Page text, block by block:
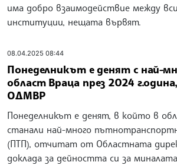
има добро взаимодействие между
институции, нещата вървят.
08.04.2025 08:44
Понеделникът е денят с най-
област Враца през 2024
ОДМВР
Понеделникът е денят, в който в
станали най-много
(ПТП), отчитат от Областната
доклада за дейността си за